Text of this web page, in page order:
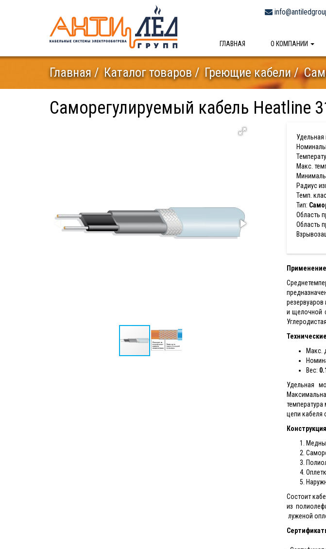
ГЛАВНАЯ О КОМПАНИИ
Главная Каталог товаров Греющие кабели
Саморегулируемый кабель Heatline
Макс.
Радиус
Темп.
Тип:
Область
Область
и щелочной
Макс.
Вес:
Удельная
цепи кабеля
Состоит
из
луженой